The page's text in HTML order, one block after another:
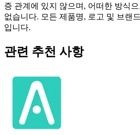
증 관계에 있지 않으며, 어떠한 방식
없습니다. 모든 제품명, 로고 및 브랜
입니다.
관련 추천 사항